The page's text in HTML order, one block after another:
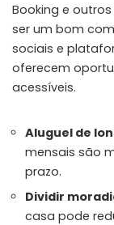
Booking e
ser um bom
sociais e
oferecem
acessíveis.
Aluguel de
mensais são
prazo.
Dividir
casa pode